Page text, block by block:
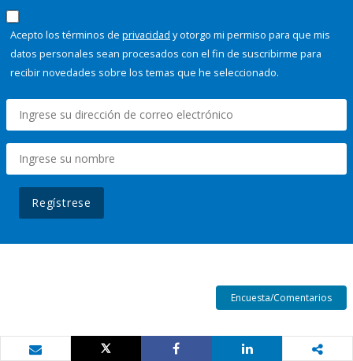
Acepto los términos de privacidad y otorgo mi permiso para que mis
datos personales sean procesados con el fin de suscribirme para
recibir novedades sobre los temas que he seleccionado.
Regístrese
Encuesta/Comentarios